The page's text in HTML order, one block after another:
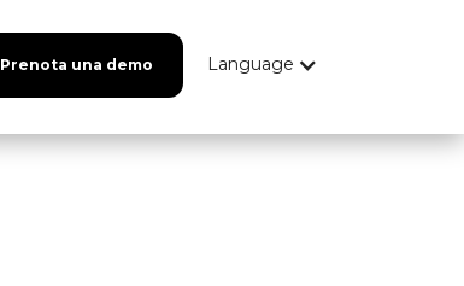
Prenota una demo Language